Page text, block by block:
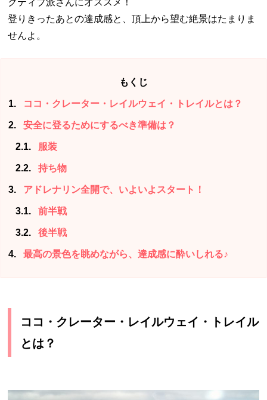
登りきったあとの達成感と、頂上から望む絶景はたまりま
せんよ。
もくじ
1 ココ・クレーター・レイルウェイ・トレイルとは？
2 安全に登るためにするべき準備は？
2.1 服装
2.2 持ち物
3 アドレナリン全開で、いよいよスタート！
3.1 前半戦
3.2 後半戦
4 最高の景色を眺めながら、達成感に酔いしれる♪
ココ・クレーター・レイルウェイ・トレイル
とは？